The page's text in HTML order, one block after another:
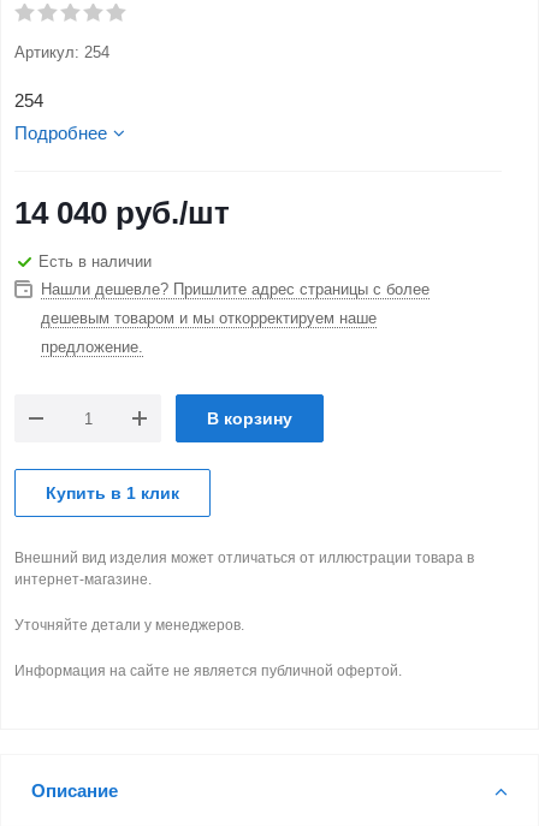
Артикул: 254
254
Подробнее
14 040 руб./шт
Есть в наличии
Нашли дешевле? Пришлите адрес страницы с более
дешевым товаром и мы откорректируем наше
предложение.
В корзину
Купить в 1 клик
Внешний вид изделия может отличаться от иллюстрации товара в
интернет-магазине.
Уточняйте детали у менеджеров.
Информация на сайте не является публичной офертой.
Описание